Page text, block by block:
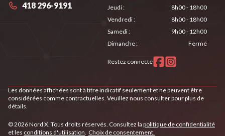
418 296-9191
Jeudi:
8h00 - 18h00
Vendredi:
8h00 - 18h00
Samedi:
9h00 - 12h00
Dimanche: Fermé
Restez connecté
Les données affichées sont à titre indicatif seulement et ne peuvent être
considérées comme contractuelles. Veuillez nous consulter pour plus de
détails.
© 2026 Nord X. Tous droits réservés. Consultez la politique de confidentialité
et les conditions d'utilisation. Choix de consentement.